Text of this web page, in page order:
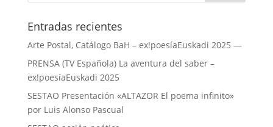
Entradas recientes
Arte Postal, Catálogo BaH – ex!poesíaEuskadi 2025 —
PRENSA (TV Española) La aventura del saber –
ex!poesíaEuskadi 2025
SESTAO Presentación «ALTAZOR El poema infinito»
por Luis Alonso Pascual